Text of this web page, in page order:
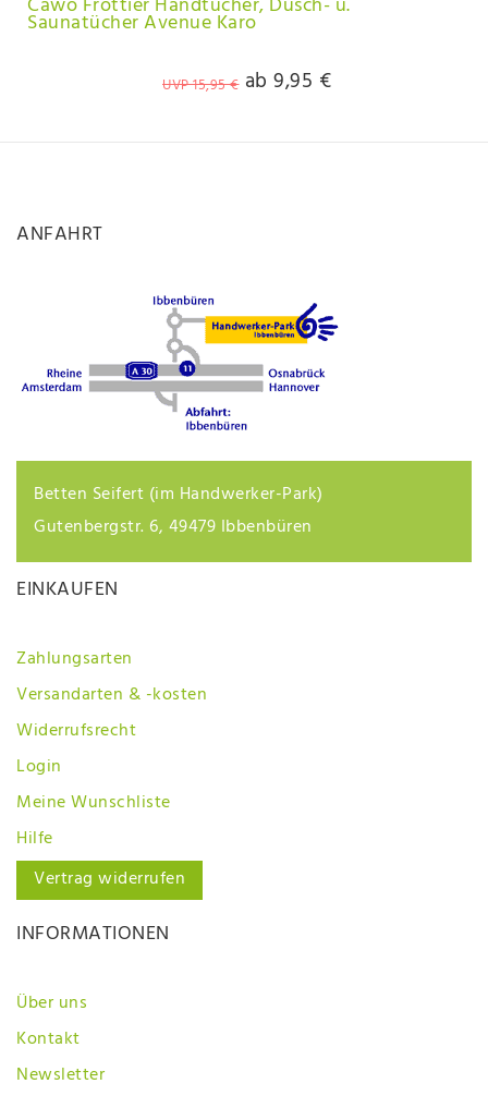
Saunatücher Avenue Karo
UVP 15,95 € ab 9,95 €
ANFAHRT
Betten Seifert (im Handwerker-Park)
Gutenbergstr. 6, 49479 Ibbenbüren
EINKAUFEN
Zahlungsarten
Versandarten & -kosten
Widerrufsrecht
Login
Meine Wunschliste
Hilfe
Vertrag widerrufen
INFORMATIONEN
Über uns
Kontakt
Newsletter